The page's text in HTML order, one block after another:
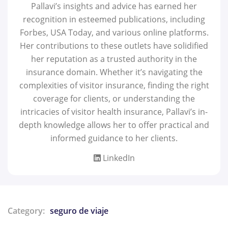
Pallavi’s insights and advice has earned her
recognition in esteemed publications, including
Forbes, USA Today, and various online platforms.
Her contributions to these outlets have solidified
her reputation as a trusted authority in the
insurance domain. Whether it’s navigating the
complexities of visitor insurance, finding the right
coverage for clients, or understanding the
intricacies of visitor health insurance, Pallavi’s in-
depth knowledge allows her to offer practical and
informed guidance to her clients.
LinkedIn
Category: seguro de viaje